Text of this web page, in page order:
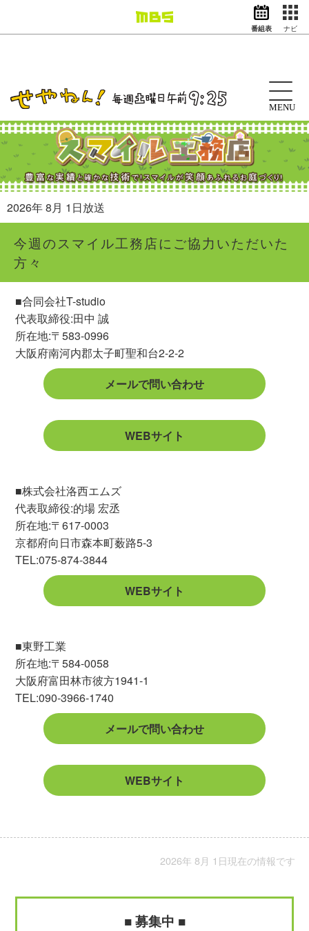
ドラマ
アニメ
動画イズム ニュース
天気・防災 イベント
映画
グッズ
番組表 ナビ
MENU
2026年 8月 1日放送
今週のスマイル工務店にご協力いただいた
方々
■合同会社T-studio
代表取締役:田中 誠
所在地:〒583-0996
大阪府南河内郡太子町聖和台2-2-2
メールで問い合わせ
WEBサイト
■株式会社洛西エムズ
代表取締役:的場 宏丞
所在地:〒617-0003
京都府向日市森本町薮路5-3
TEL:075-874-3844
WEBサイト
■東野工業
所在地:〒584-0058
大阪府富田林市彼方1941-1
TEL:090-3966-1740
メールで問い合わせ
WEBサイト
2026年 8月 1日現在の情報です
■ 募集中 ■